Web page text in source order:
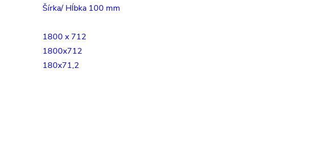
Šírka/ Hĺbka 100 mm
1800 x 712
1800x712
180x71,2